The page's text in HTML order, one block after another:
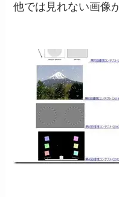
他では見れない画像